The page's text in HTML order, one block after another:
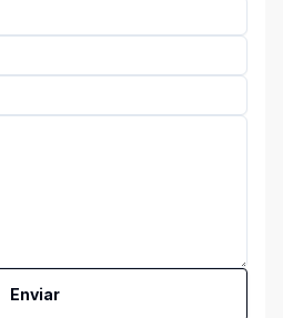
Enviar